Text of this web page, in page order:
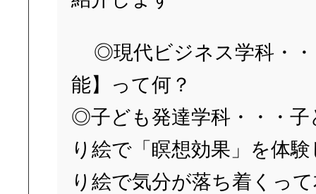
◎現代ビジネス学科・・
能】って何？
◎子ども発達学科・・・子
り絵で「瞑想効果」を体
り絵で気分が落ち着くっ